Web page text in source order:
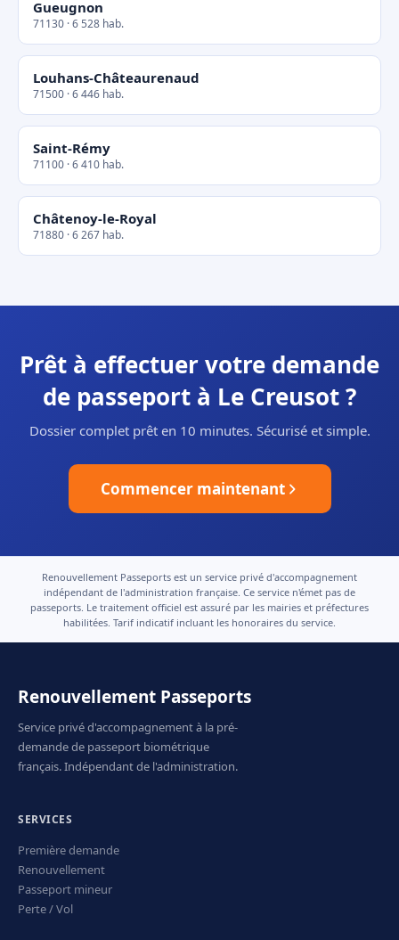
Gueugnon
71130 · 6 528 hab.
Louhans-Châteaurenaud
71500 · 6 446 hab.
Saint-Rémy
71100 · 6 410 hab.
Châtenoy-le-Royal
71880 · 6 267 hab.
Prêt à effectuer votre demande
de passeport à Le Creusot ?
Dossier complet prêt en 10 minutes. Sécurisé et simple.
Commencer maintenant
Renouvellement Passeports est un service privé d'accompagnement
indépendant de l'administration française. Ce service n'émet pas de
passeports. Le traitement officiel est assuré par les mairies et préfectures
habilitées. Tarif indicatif incluant les honoraires du service.
Renouvellement Passeports
Service privé d'accompagnement à la pré-
demande de passeport biométrique
français. Indépendant de l'administration.
SERVICES
Première demande
Renouvellement
Passeport mineur
Perte / Vol